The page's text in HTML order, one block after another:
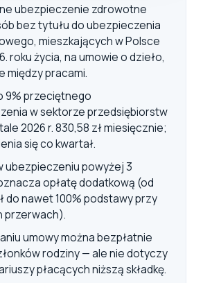
ubezpieczenie zdrowotne
bez tytułu do ubezpieczenia
mieszkających w Polsce
roku życia, na umowie o dzieło,
między pracami.
9% przeciętnego
w sektorze przedsiębiorstw
2026 r. 830,58 zł miesięcznie;
się co kwartał.
ubezpieczeniu powyżej 3
opłatę dodatkową (od
do nawet 100% podstawy przy
przerwach).
umowy można bezpłatnie
rodziny — ale nie dotyczy
płacących niższą składkę.